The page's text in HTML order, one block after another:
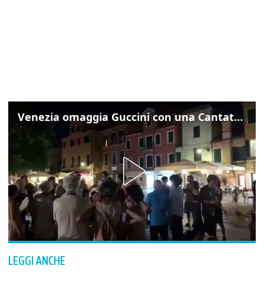
Venezia omaggia Guccini con una Cantata Anarchica in campo Santa Margherita
LEGGI ANCHE